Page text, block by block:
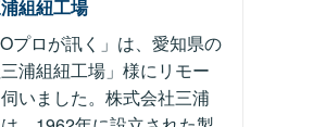
組紐工場
プロが訊く」は、愛知県の
三浦組紐工場」様にリモー
いました。株式会社三浦